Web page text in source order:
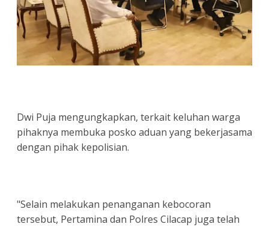
Dwi Puja mengungkapkan, terkait keluhan warga
pihaknya membuka posko aduan yang bekerjasama
dengan pihak kepolisian.
"Selain melakukan penanganan kebocoran
tersebut, Pertamina dan Polres Cilacap juga telah